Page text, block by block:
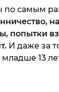
по самым
попытки
И даже за
13